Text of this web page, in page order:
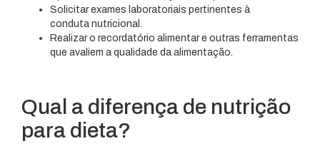
Solicitar exames laboratoriais pertinentes à
conduta nutricional.
Realizar o recordatório alimentar e outras ferramentas
que avaliem a qualidade da alimentação.
Qual a diferença de nutrição
para dieta?